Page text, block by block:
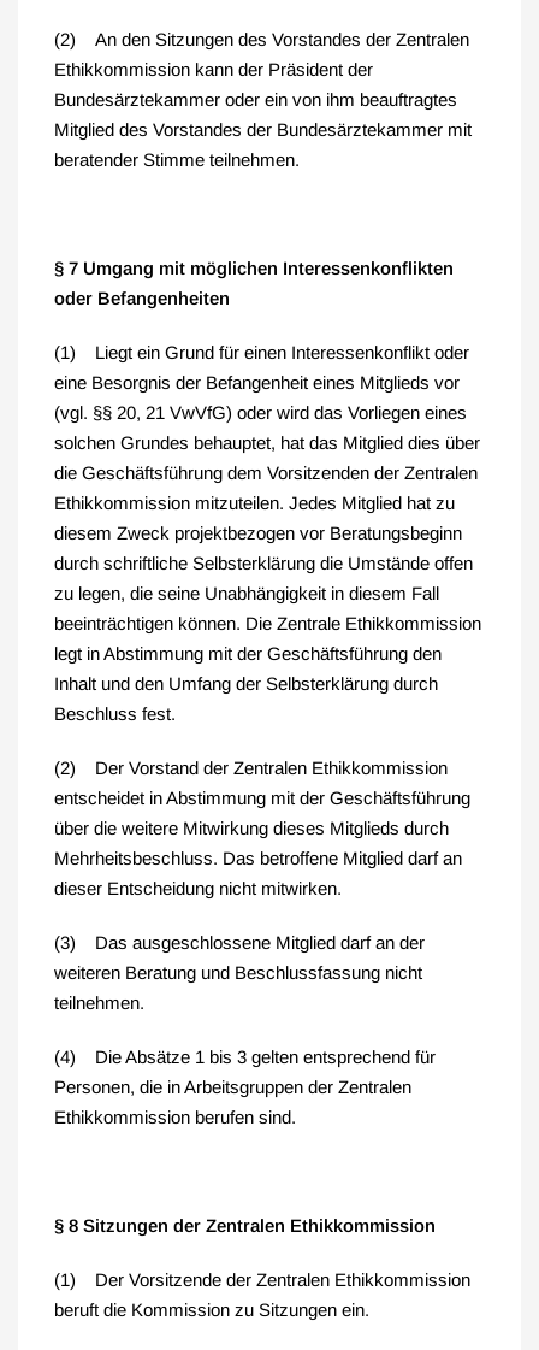
(2) An den Sitzungen des Vorstandes der Zentralen
Ethikkommission kann der Präsident der
Bundesärztekammer oder ein von ihm beauftragtes
Mitglied des Vorstandes der Bundesärztekammer mit
beratender Stimme teilnehmen.
§ 7 Umgang mit möglichen Interessenkonflikten
oder Befangenheiten
(1) Liegt ein Grund für einen Interessenkonflikt oder
eine Besorgnis der Befangenheit eines Mitglieds vor
(vgl. §§ 20, 21 VwVfG) oder wird das Vorliegen eines
solchen Grundes behauptet, hat das Mitglied dies über
die Geschäftsführung dem Vorsitzenden der Zentralen
Ethikkommission mitzuteilen. Jedes Mitglied hat zu
diesem Zweck projektbezogen vor Beratungsbeginn
durch schriftliche Selbsterklärung die Umstände offen
zu legen, die seine Unabhängigkeit in diesem Fall
beeinträchtigen können. Die Zentrale Ethikkommission
legt in Abstimmung mit der Geschäftsführung den
Inhalt und den Umfang der Selbsterklärung durch
Beschluss fest.
(2) Der Vorstand der Zentralen Ethikkommission
entscheidet in Abstimmung mit der Geschäftsführung
über die weitere Mitwirkung dieses Mitglieds durch
Mehrheitsbeschluss. Das betroffene Mitglied darf an
dieser Entscheidung nicht mitwirken.
(3) Das ausgeschlossene Mitglied darf an der
weiteren Beratung und Beschlussfassung nicht
teilnehmen.
(4) Die Absätze 1 bis 3 gelten entsprechend für
Personen, die in Arbeitsgruppen der Zentralen
Ethikkommission berufen sind.
§ 8 Sitzungen der Zentralen Ethikkommission
(1) Der Vorsitzende der Zentralen Ethikkommission
beruft die Kommission zu Sitzungen ein.